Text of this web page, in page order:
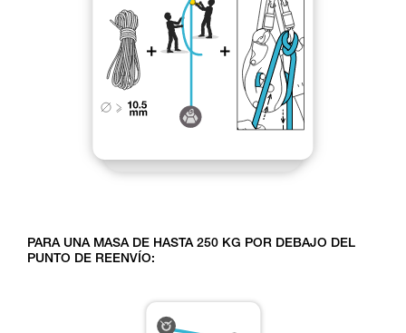
PARA UNA MASA DE HASTA 250 KG POR DEBAJO DEL
PUNTO DE REENVÍO: